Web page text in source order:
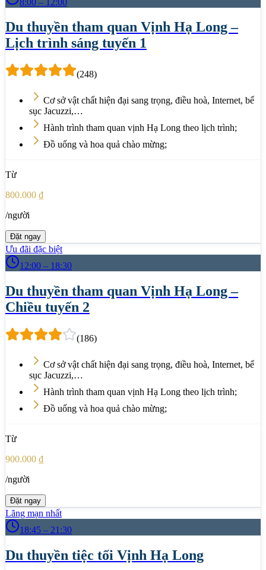
Du thuyền tham quan Vịnh Hạ Long –
Lịch trình sáng tuyến 1
(248)
Cơ sở vật chất hiện đại sang trọng, điều hoà, Internet, bể
sục Jacuzzi,…
Hành trình tham quan vịnh Hạ Long theo lịch trình;
Đồ uống và hoa quả chào mừng;
Từ
800.000 ₫
/người
Đặt ngay
Ưu đãi đặc biệt
12:00 – 18:30
Du thuyền tham quan Vịnh Hạ Long –
Chiều tuyến 2
(186)
Cơ sở vật chất hiện đại sang trọng, điều hoà, Internet, bể
sục Jacuzzi,…
Hành trình tham quan vịnh Hạ Long theo lịch trình;
Đồ uống và hoa quả chào mừng;
Từ
900.000 ₫
/người
Đặt ngay
Lãng mạn nhất
18:45 – 21:30
Du thuyền tiệc tối Vịnh Hạ Long